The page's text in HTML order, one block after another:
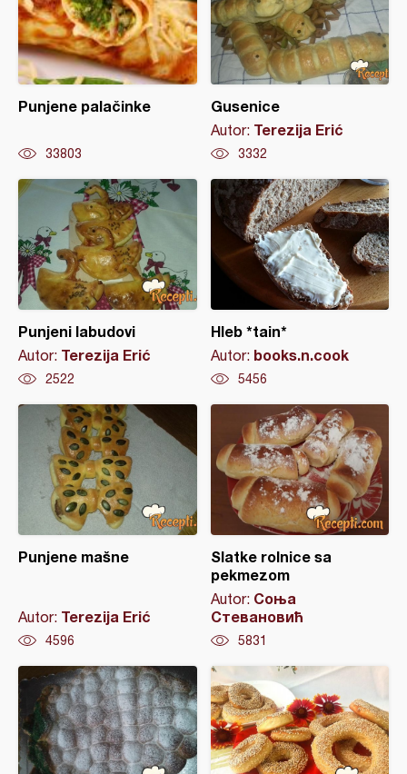
Punjene palačinke
33803
Gusenice
Autor: Terezija Erić
3332
Punjeni labudovi
Autor: Terezija Erić
2522
Hleb *tain*
Autor: books.n.cook
5456
Punjene mašne
Autor: Terezija Erić
4596
Slatke rolnice sa
pekmezom
Autor: Соња
Стевановић
5831